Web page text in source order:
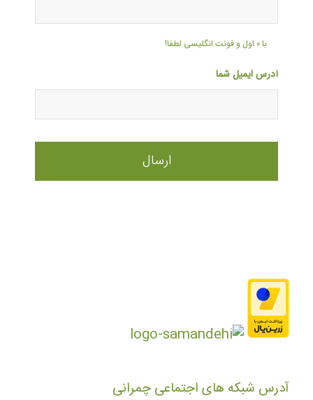
با ۰ اول و فونت انگلیسی لطفا!
آدرس ایمیل شما
آدرس شبکه های اجتماعی چمرانی